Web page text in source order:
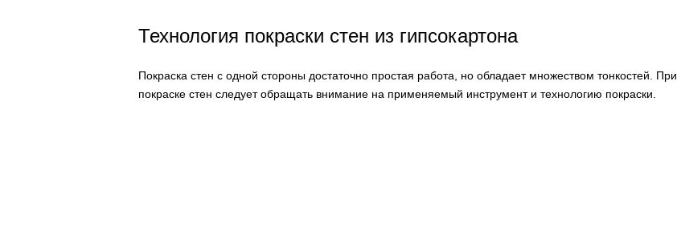
Технология покраски стен из гипсокартона
Покраска стен с одной стороны достаточно простая работа, но обладает множеством тонкостей. При
покраске стен следует обращать внимание на применяемый инструмент и технологию покраски.